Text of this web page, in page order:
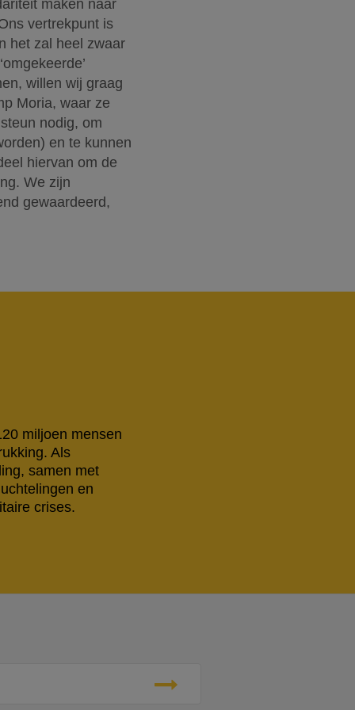
maken naar
vertrekpunt is
het zal heel zwaar
willen wij graag
Moria, waar ze
nodig, om
en te kunnen
hiervan om de
We zijn
gewaardeerd,
miljoen mensen
Als
samen met
en
crises.